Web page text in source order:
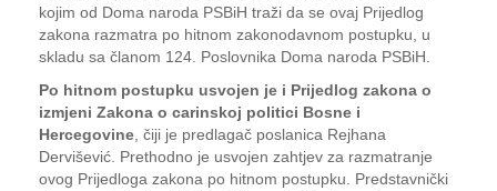
kojim od Doma naroda PSBiH traži da se ovaj Prijedlog
zakona razmatra po hitnom zakonodavnom postupku, u
skladu sa članom 124. Poslovnika Doma naroda PSBiH.
Po hitnom postupku usvojen je i Prijedlog zakona o
izmjeni Zakona o carinskoj politici Bosne i
Hercegovine , čiji je predlagač poslanica Rejhana
Dervišević. Prethodno je usvojen zahtjev za razmatranje
ovog Prijedloga zakona po hitnom postupku. Predstavnički